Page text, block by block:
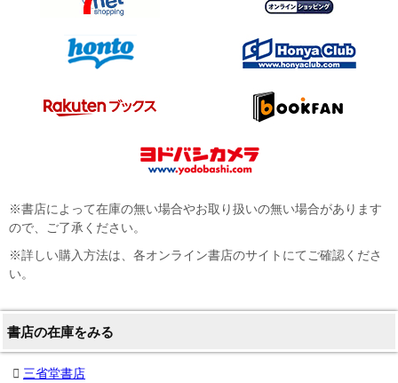
※書店によって在庫の無い場合やお取り扱いの無い場合があります
ので、ご了承ください。
※詳しい購入方法は、各オンライン書店のサイトにてご確認くださ
い。
書店の在庫をみる
三省堂書店